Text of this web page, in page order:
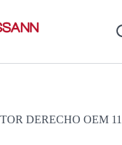
DERECHO OEM